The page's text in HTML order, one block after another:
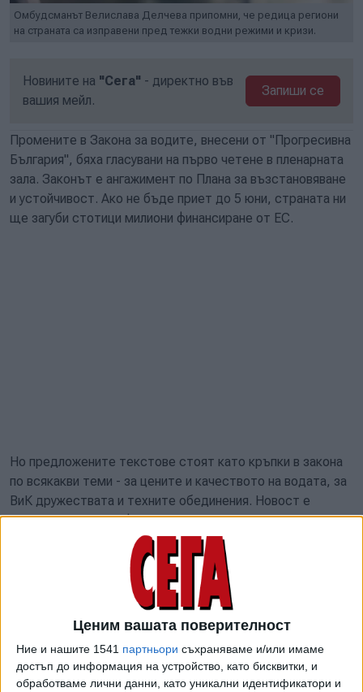
Ценим вашата поверителност
Ние и нашите 1541 партньори съхраняваме и/или имаме
достъп до информация на устройство, като бисквитки, и
обработваме лични данни, като уникални идентификатори и
Омбудсманът Велислава Делчева припомни, че редица региони
на страната са изправени пред тежки водни режими и кризи.
Новините на "Сега" - директно във
вашия мейл.
Запиши се
Промените в Закона за водите, внесени от "Прогресивна
България", бяха гласувани на първо четене в пленарната
зала. Законът е ангажимент по Плана за възстановяване
и устойчивост. Ако не бъде приет до 5 юни, страната ни
ще загуби стотици милиони финансиране от ЕС.
Но предложените текстове стоят като кръпки в закона
по всякакви теми - за цените и качеството на водата, за
ВиК дружествата и техните обединения. Новост е
идеята за две тарифи - за домакинствата и за
стопанските клиенти.
От опозицията критикуваха вносителите, че се опитват
да "узаконят безхаберие". Според Владислав Горанов от
ГЕРБ цената не трябва да зависи от това кой е
потребителят, а какво количество вода използва.
От ДПС на Делян Пеевски подкрепиха промените, но
обещаха да внесат предложения между първо и второ